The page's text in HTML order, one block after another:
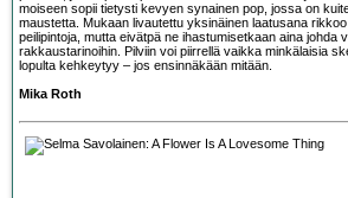
moiseen sopii tietysti kevyen synainen pop, jossa on
maustetta. Mukaan livautettu yksinäinen laatusana
peilipintoja, mutta eivätpä ne ihastumisetkaan aina johda
rakkaustarinoihin. Pilviin voi piirrellä vaikka minkälaisia
lopulta kehkeytyy – jos ensinnäkään mitään.
Mika Roth